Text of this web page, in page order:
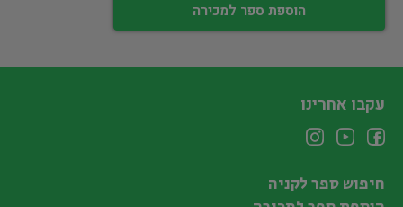
הוספת ספר למכירה
עקבו אחרינו
חיפוש ספר לקניה